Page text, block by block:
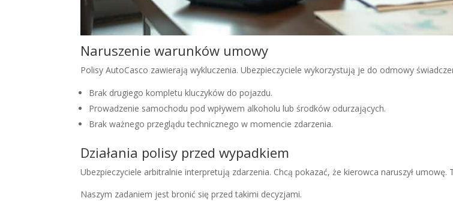
Naruszenie warunków umowy
Polisy AutoCasco zawierają wykluczenia. Ubezpieczyciele wykorzystują je do odmowy
Brak drugiego kompletu kluczyków do pojazdu.
Prowadzenie samochodu pod wpływem alkoholu lub środków odurzających.
Brak ważnego przeglądu technicznego w momencie zdarzenia.
Działania polisy przed wypadkiem
Ubezpieczyciele arbitralnie interpretują zdarzenia. Chcą pokazać, że kierowca naruszył umowę.
Naszym zadaniem jest bronić się przed takimi decyzjami.